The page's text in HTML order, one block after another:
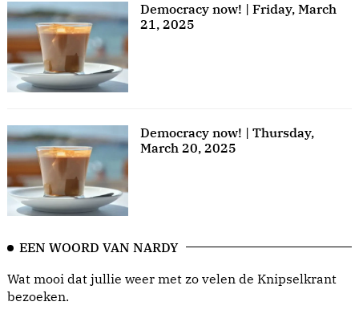
Democracy now! | Friday, March
21, 2025
Democracy now! | Thursday,
March 20, 2025
EEN WOORD VAN NARDY
Wat mooi dat jullie weer met zo velen de Knipselkrant
bezoeken.